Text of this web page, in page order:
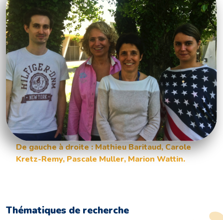
De gauche à droite : Mathieu Baritaud, Carole
Kretz-Remy, Pascale Muller, Marion Wattin.
Thématiques de recherche